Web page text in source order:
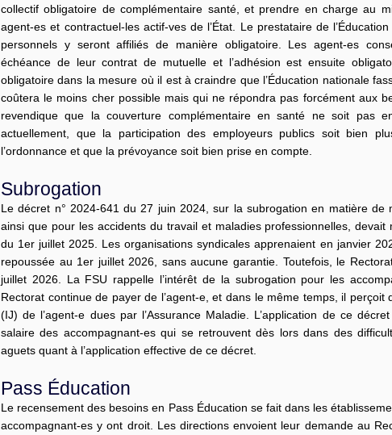
collectif obligatoire de complémentaire santé, et prendre en charge au
agent-es et contractuel-les actif-ves de l’État. Le prestataire de
personnels y seront affiliés de manière obligatoire. Les agent-es
échéance de leur contrat de mutuelle et l’adhésion est ensuite
obligatoire dans la mesure où il est à craindre que l’Éducation nationale
coûtera le moins cher possible mais qui ne répondra pas forcément aux
revendique que la couverture complémentaire en santé ne soit pas
actuellement, que la participation des employeurs publics soit bien
l’ordonnance et que la prévoyance soit bien prise en compte.
Subrogation
Le décret n° 2024-641 du 27 juin 2024, sur la subrogation en matière de
ainsi que pour les accidents du travail et maladies professionnelles,
du 1er juillet 2025. Les organisations syndicales apprenaient en janvier
repoussée au 1er juillet 2026, sans aucune garantie. Toutefois, le
juillet 2026. La FSU rappelle l’intérêt de la subrogation pour les
Rectorat continue de payer de l’agent-e, et dans le même temps, il
(IJ) de l’agent-e dues par l’Assurance Maladie. L’application de ce
salaire des accompagnant-es qui se retrouvent dès lors dans des
aguets quant à l’application effective de ce décret.
Pass Éducation
Le recensement des besoins en Pass Éducation se fait dans les
accompagnant-es y ont droit. Les directions envoient leur demande au